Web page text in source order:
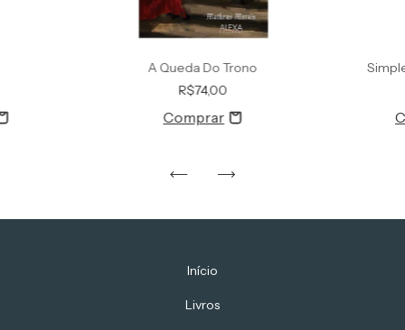
A Queda Do Trono
R$74,00
Início
Livros